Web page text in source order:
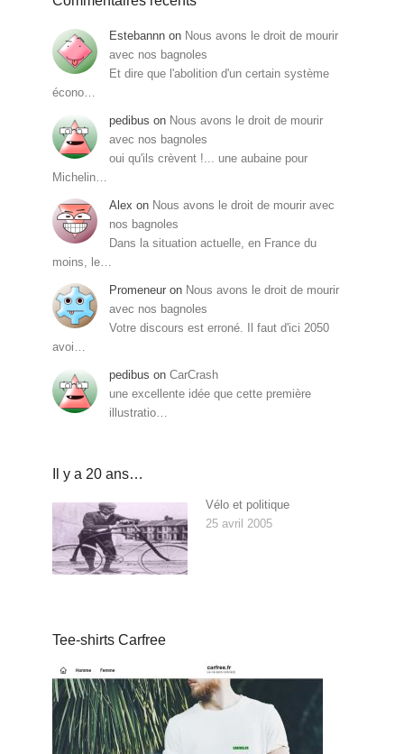
Estebannn on Nous avons le droit de mourir
avec nos bagnoles
Et dire que l'abolition d'un certain système
écono…
pedibus on Nous avons le droit de mourir
avec nos bagnoles
oui qu'ils crèvent !... une aubaine pour
Michelin…
Alex on Nous avons le droit de mourir avec
nos bagnoles
Dans la situation actuelle, en France du
moins, le…
Promeneur on Nous avons le droit de mourir
avec nos bagnoles
Votre discours est erroné. Il faut d'ici 2050
avoi…
pedibus on CarCrash
une excellente idée que cette première
illustratio…
Il y a 20 ans…
Vélo et politique
25 avril 2005
Tee-shirts Carfree